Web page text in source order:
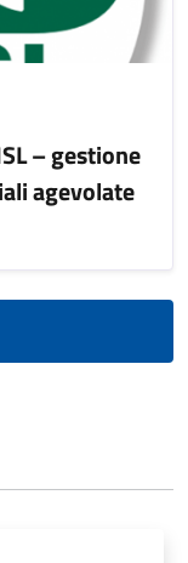
– gestione
agevolate